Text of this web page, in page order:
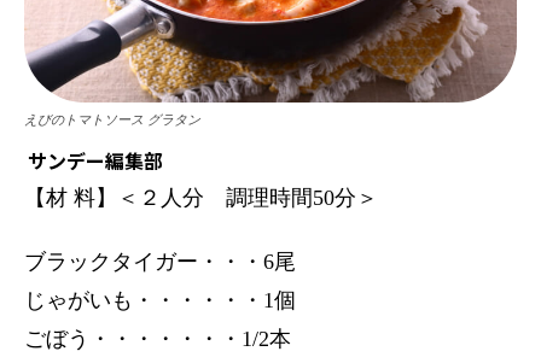
えびのトマトソース グラタン
サンデー編集部
【材 料】＜２人分 調理時間50分＞
ブラックタイガー・・・6尾
じゃがいも・・・・・・1個
ごぼう・・・・・・・1/2本